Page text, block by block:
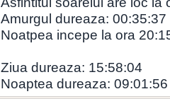
Amurgul dureaza: 00:35:37
Noatpea incepe la ora
Ziua dureaza: 15:58:04
Noaptea dureaza: 09:01:56